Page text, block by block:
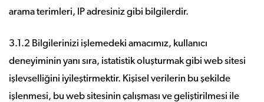
arama terimleri, IP adresiniz gibi bilgilerdir.
3.1.2 Bilgilerinizi işlemedeki amacımız, kullanıcı
deneyiminin yanı sıra, istatistik oluşturmak gibi web sitesi
işlevselliğini iyileştirmektir. Kişisel verilerin bu şekilde
işlenmesi, bu web sitesinin çalışması ve geliştirilmesi ile